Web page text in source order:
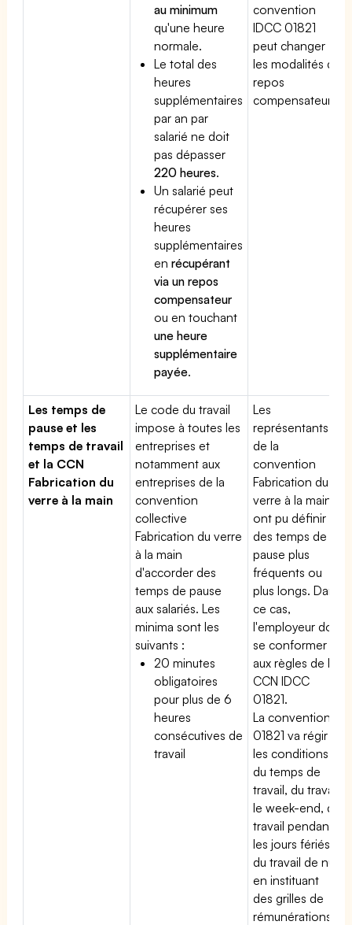
au minimum
qu'une heure
normale.
Le total des
heures
supplémentaires
par an par
salarié ne doit
pas dépasser
220 heures.
Un salarié peut
récupérer ses
heures
supplémentaires
enrécupérant
via un repos
compensateur
ou en touchant
une heure
supplémentaire
payée.
convention
IDCC 01821
peut changer
les modalités du
repos
compensateur.
Les temps de
pause et les
temps de travail
et la CCN
Fabrication du
verre à la main
Le code du travail
impose à toutes les
entreprises et
notamment aux
entreprises de la
convention
collective
Fabrication du verre
à la main
d'accorder des
temps de pause
aux salariés. Les
minima sont les
suivants :
20 minutes
obligatoires
pour plus de 6
heures
consécutives de
travail
Les
représentants
de la
convention
Fabrication du
verre à la main
ont pu définir
des temps de
pause plus
fréquents ou
plus longs. Dans
ce cas,
l'employeur doit
se conformer
aux règles de la
CCN IDCC
01821.
La convention
01821 va régir
les conditions
du temps de
travail, du travail
le week-end, du
travail pendant
les jours fériés,
du travail de nuit
en instituant
des grilles de
rémunérations